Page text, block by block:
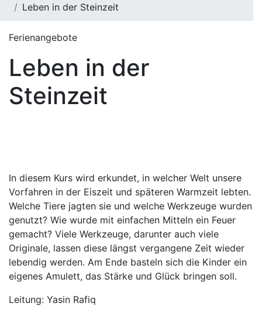
Leben in der Steinzeit
Ferienangebote
Leben in der
Steinzeit
In diesem Kurs wird erkundet, in welcher Welt unsere
Vorfahren in der Eiszeit und späteren Warmzeit lebten.
Welche Tiere jagten sie und welche Werkzeuge wurden
genutzt? Wie wurde mit einfachen Mitteln ein Feuer
gemacht? Viele Werkzeuge, darunter auch viele
Originale, lassen diese längst vergangene Zeit wieder
lebendig werden. Am Ende basteln sich die Kinder ein
eigenes Amulett, das Stärke und Glück bringen soll.
Leitung: Yasin Rafiq